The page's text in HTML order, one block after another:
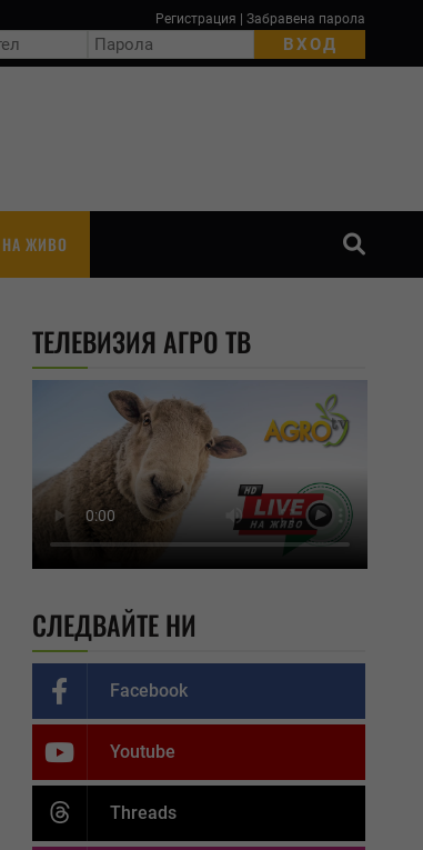
Регистрация Забравена парола
НА ЖИВО
ТЕЛЕВИЗИЯ АГРО ТВ
СЛЕДВАЙТЕ НИ
Facebook
Youtube
Threads